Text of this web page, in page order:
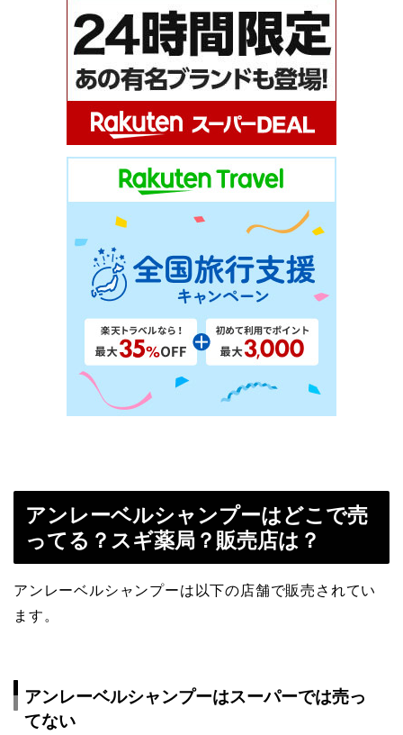
アンレーベルシャンプーはどこで売
ってる？スギ薬局？販売店は？
アンレーベルシャンプーは以下の店舗で販売されてい
ます。
アンレーベルシャンプーはスーパーでは売っ
てない